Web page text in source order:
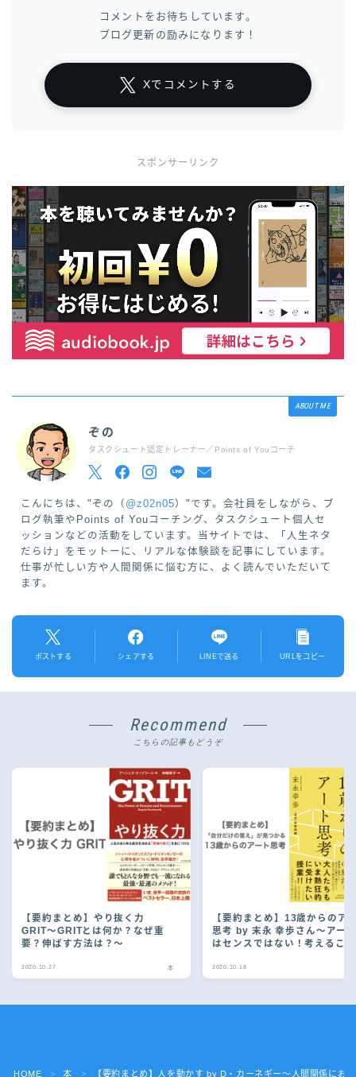
コメントをお待ちしています。
ブログ更新の励みになります！
Xでコメントする
スポンサーリンク
ABOUT ME
ぞの
タスクシュート認定トレーナー／Points of Youコーチ
こんにちは、"ぞの（ @z02n05）"です。会社員をしながら、ブ
ログ執筆やPoints of Youコーチング、タスクシュート個人セ
ッションなどの活動をしています。当サイトでは、「人生ネタ
だらけ」をモットーに、リアルな体験談を記事にしています。
仕事が忙しい方や人間関係に悩む方に、よく読んでいただいて
ます。
ポストする シェアする LINEで送る URLをコピー
Recommend
こちらの記事もどうぞ
【要約まとめ】やり抜く力
GRIT〜GRITとは何か？なぜ重
要？伸ばす方法は？〜
2020.10.27 本
【要約まとめ】13歳からのア
思考 by 末永 幸歩さん〜アー
はセンスではない！考えるこ
2020.10.18
HOME ＞ 本 ＞ 【要約まとめ】人を動かす by D・カーネギー〜人間関係にお